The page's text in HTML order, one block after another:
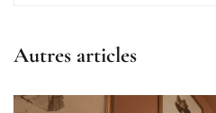
Autres articles